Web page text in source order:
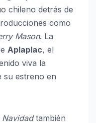
chileno detrás de
como
Mason. La
Aplaplac, el
viva la
su estreno en
Navidadtambién